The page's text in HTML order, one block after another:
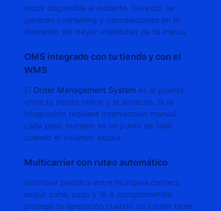
stock disponible al instante. Sin esto, se
generan overselling y cancelaciones en el
momento de mayor visibilidad de tu marca.
OMS integrado con tu tienda y con el
WMS
El Order Management System es el puente
entre tu tienda online y el almacén. Si la
integración requiere intervención manual,
cada paso humano es un punto de falla
cuando el volumen escala.
Multicarrier con ruteo automático
Distribuir pedidos entre múltiples carriers
según zona, peso y SLA comprometido
protege tu operación cuando un carrier tiene